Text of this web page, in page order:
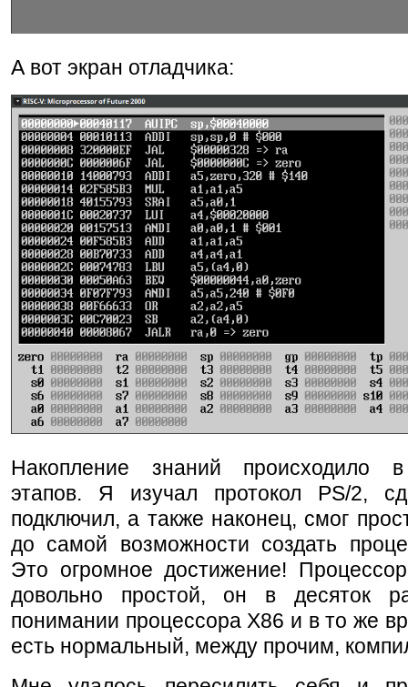
А вот экран отладчика:
Накопление знаний происходило
этапов. Я изучал протокол PS/2,
подключил, а также наконец, смог
до самой возможности создать
Это огромное достижение!
довольно простой, он в десяток
понимании процессора X86 и в то же
есть нормальный, между прочим,